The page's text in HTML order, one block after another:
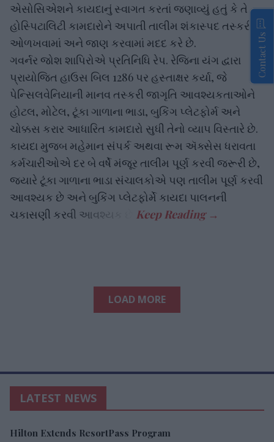
એસોસિએશને કાયદાનું સ્વાગત કરતાં જણાવ્યું હતું કે તે
હોસ્પિટાલિટી કામદારોને અપાતી તાલીમ શંકાસ્પદ તસ્કરીને
ઓળખવામાં અને જાણ કરવામાં મદદ કરે છે.
ગવર્નર જોશ શાપિરોએ પ્રતિનિધિ રેપ. રેજિના યંગ દ્વારા
પ્રાયોજિત હાઉસ બિલ 1286 પર હસ્તાક્ષર કર્યા, જે
પેન્સિલવેનિયાની માનવ તસ્કરી જાગૃતિ આવશ્યકતાઓને
હોટલ, મોટેલ, ટૂંકા ગાળાના ભાડા, બુકિંગ પ્લેટફોર્મ અને
ચોક્કસ કરાર આધારિત કામદારો સુધી તેનો વ્યાપ વિસ્તારે છે.
કાયદા મુજબ મહેમાન સંપર્ક અથવા રૂમ ઍક્સેસ ધરાવતા
કર્મચારીઓએ દર બે વર્ષે મંજૂર તાલીમ પૂર્ણ કરવી જરૂરી છે,
જ્યારે ટૂંકા ગાળાના ભાડા સંચાલકોએ પણ તાલીમ પૂર્ણ કરવી
આવશ્યક છે અને બુકિંગ પ્લેટફોર્મે કાયદા પાલનની
ચકાસણી કરવી આવશ્યક છે.
LOAD MORE
LATEST NEWS
Hilton Extends ResortPass Program
Contact Us